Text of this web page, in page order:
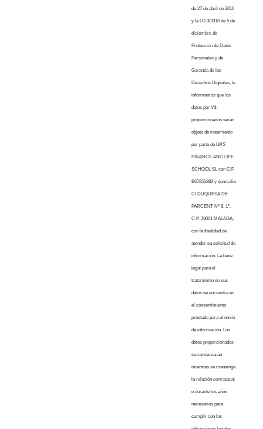
de 27 de abril de 2016
y la LO 3/2018 de 5 de
diciembre de
Protección de Datos
Personales y de
Garantía de los
Derechos Digitales, le
informamos que los
datos por Vd.
proporcionados serán
objeto de tratamiento
por parte de LWS
FINANCE AND LIFE
SCHOOL SL con CIF
B67855882 y domicilio
C/ DUQUESA DE
PARCENT Nº 8, 1º,
C.P. 29001 MALAGA,
con la finalidad de
atender su solicitud de
información. La base
legal para el
tratamiento de sus
datos se encuentra en
el consentimiento
prestado para el envío
de información. Los
datos proporcionados
se conservarán
mientras se mantenga
la relación contractual
o durante los años
necesarios para
cumplir con las